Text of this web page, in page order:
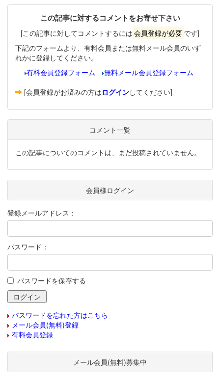
この記事に対するコメントをお寄せ下さい
[この記事に対してコメントするには 会員登録が必要 です]
下記のフォームより、有料会員または無料メール会員のいず
れかに登録してください。
有料会員登録フォーム
無料メール会員登録フォーム
[会員登録がお済みの方はログインしてください]
コメント一覧
この記事についてのコメントは、まだ投稿されていません。
会員様ログイン
登録メールアドレス：
パスワード：
パスワードを保存する
パスワードを忘れた方はこちら
メール会員(無料)登録
有料会員登録
メール会員(無料)募集中